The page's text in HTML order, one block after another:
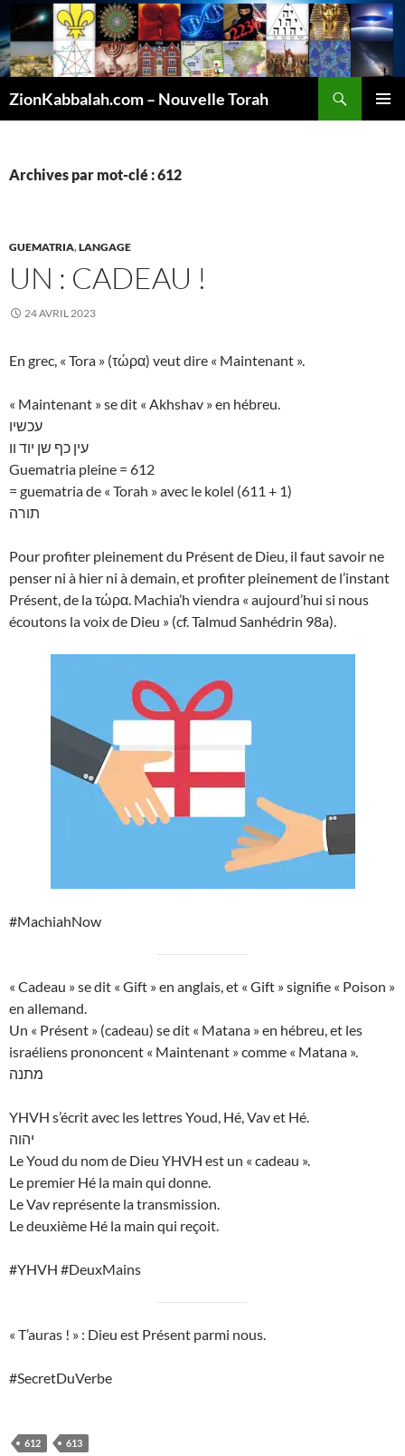
ZionKabbalah.com – Nouvelle Torah
Archives par mot-clé : 612
GUEMATRIA,LANGAGE
UN : CADEAU !
24 AVRIL 2023
En grec, « Tora » (τώρα) veut dire « Maintenant ».
« Maintenant » se dit « Akhshav » en hébreu.
עכשיו
עין כף שן יוד וו
Guematria pleine = 612
= guematria de « Torah » avec le kolel (611 + 1)
תורה
Pour profiter pleinement du Présent de Dieu, il faut savoir ne
penser ni à hier ni à demain, et profiter pleinement de l’instant
Présent, de la τώρα. Machia’h viendra « aujourd’hui si nous
écoutons la voix de Dieu » (cf. Talmud Sanhédrin 98a).
#MachiahNow
« Cadeau » se dit « Gift » en anglais, et « Gift » signifie « Poison »
en allemand.
Un « Présent » (cadeau) se dit « Matana » en hébreu, et les
israéliens prononcent « Maintenant » comme « Matana ».
מתנה
YHVH s’écrit avec les lettres Youd, Hé, Vav et Hé.
יהוה
Le Youd du nom de Dieu YHVH est un « cadeau ».
Le premier Hé la main qui donne.
Le Vav représente la transmission.
Le deuxième Hé la main qui reçoit.
#YHVH #DeuxMains
« T’auras ! » : Dieu est Présent parmi nous.
#SecretDuVerbe
612 613